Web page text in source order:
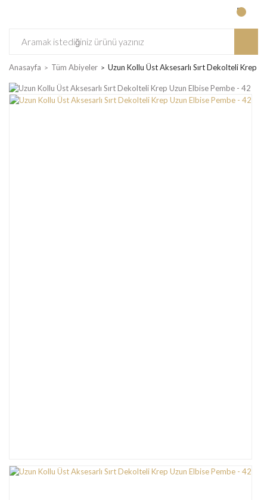
Anasayfa Tüm Abiyeler Uzun Kollu Üst Aksesarlı Sırt Dekolteli Krep